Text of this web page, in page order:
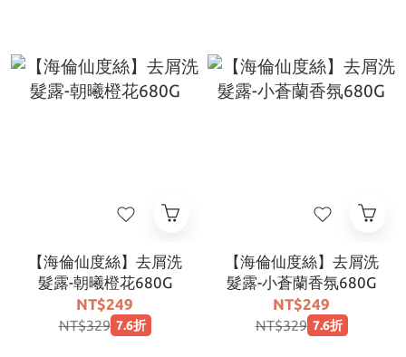
【海倫仙度絲】去屑洗
髮露-朝曦橙花680G
NT$249
NT$329 7.6折
【海倫仙度絲】去屑洗
髮露-小蒼蘭香氛680G
NT$249
NT$329 7.6折